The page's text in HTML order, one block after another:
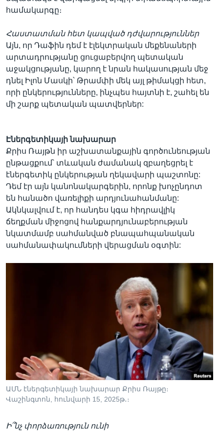
համակարգը։
Հաստատման հետ կապված դժվարություններ
Այն, որ Դաֆին դեմ է էլեկտրական մեքենաների
արտադրությանը ցուցաբերվող պետական
աջակցությանը, կարող է նրան հակասության մեջ
դնել Իլոն Մասկի՝ Թրամփի մեկ այլ թիմակցի հետ,
որի ընկերությունները, ինչպես հայտնի է, շահել են
մի շարք պետական պատվերներ:
Էներգետիկայի նախարար
Քրիս Ռայթն իր աշխատանքային գործունեության
ընթացքում՝ տևական ժամանակ զբաղեցրել է
էներգետիկ ընկերության ղեկավարի պաշտոնը:
Դեմ էր այն կանոնակարգերին, որոնք խոչընդոտ
են հանածո վառելիքի արդյունահանմանը:
Ակնկալվում է, որ հանդես կգա հիդրավլիկ
ճեղքման միջոցով հանքարդյունաբերության
նկատմամբ սահմանված բնապահպանական
սահմանափակումների վերացման օգտին:
ԱՄՆ էներգետիկայի նախարար Քրիս Ռայթը։
Վաշինգտոն, հունվարի 15, 2025թ․։
Ի՞նչ փորձառություն ունի